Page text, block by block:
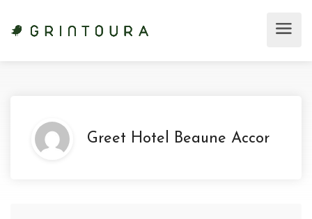
Greet Hotel Beaune Accor